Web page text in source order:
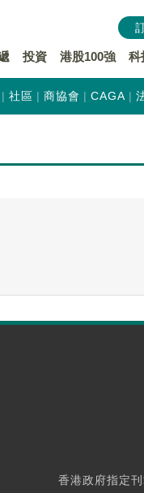
投資 港股100強 科
社區 商協會 CAGA
香港政府指定